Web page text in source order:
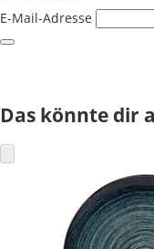
E-Mail-Adresse
Das könnte dir